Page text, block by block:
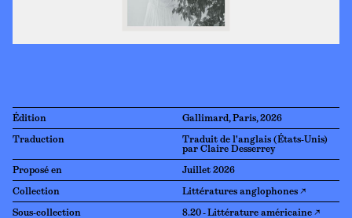
Édition Gallimard, Paris, 2026
Traduction
Traduit de l'anglais (États-Unis)
par Claire Desserrey
Proposé en Juillet 2026
Collection Littératures anglophones ↗
Sous-collection 8.20 - Littérature américaine ↗